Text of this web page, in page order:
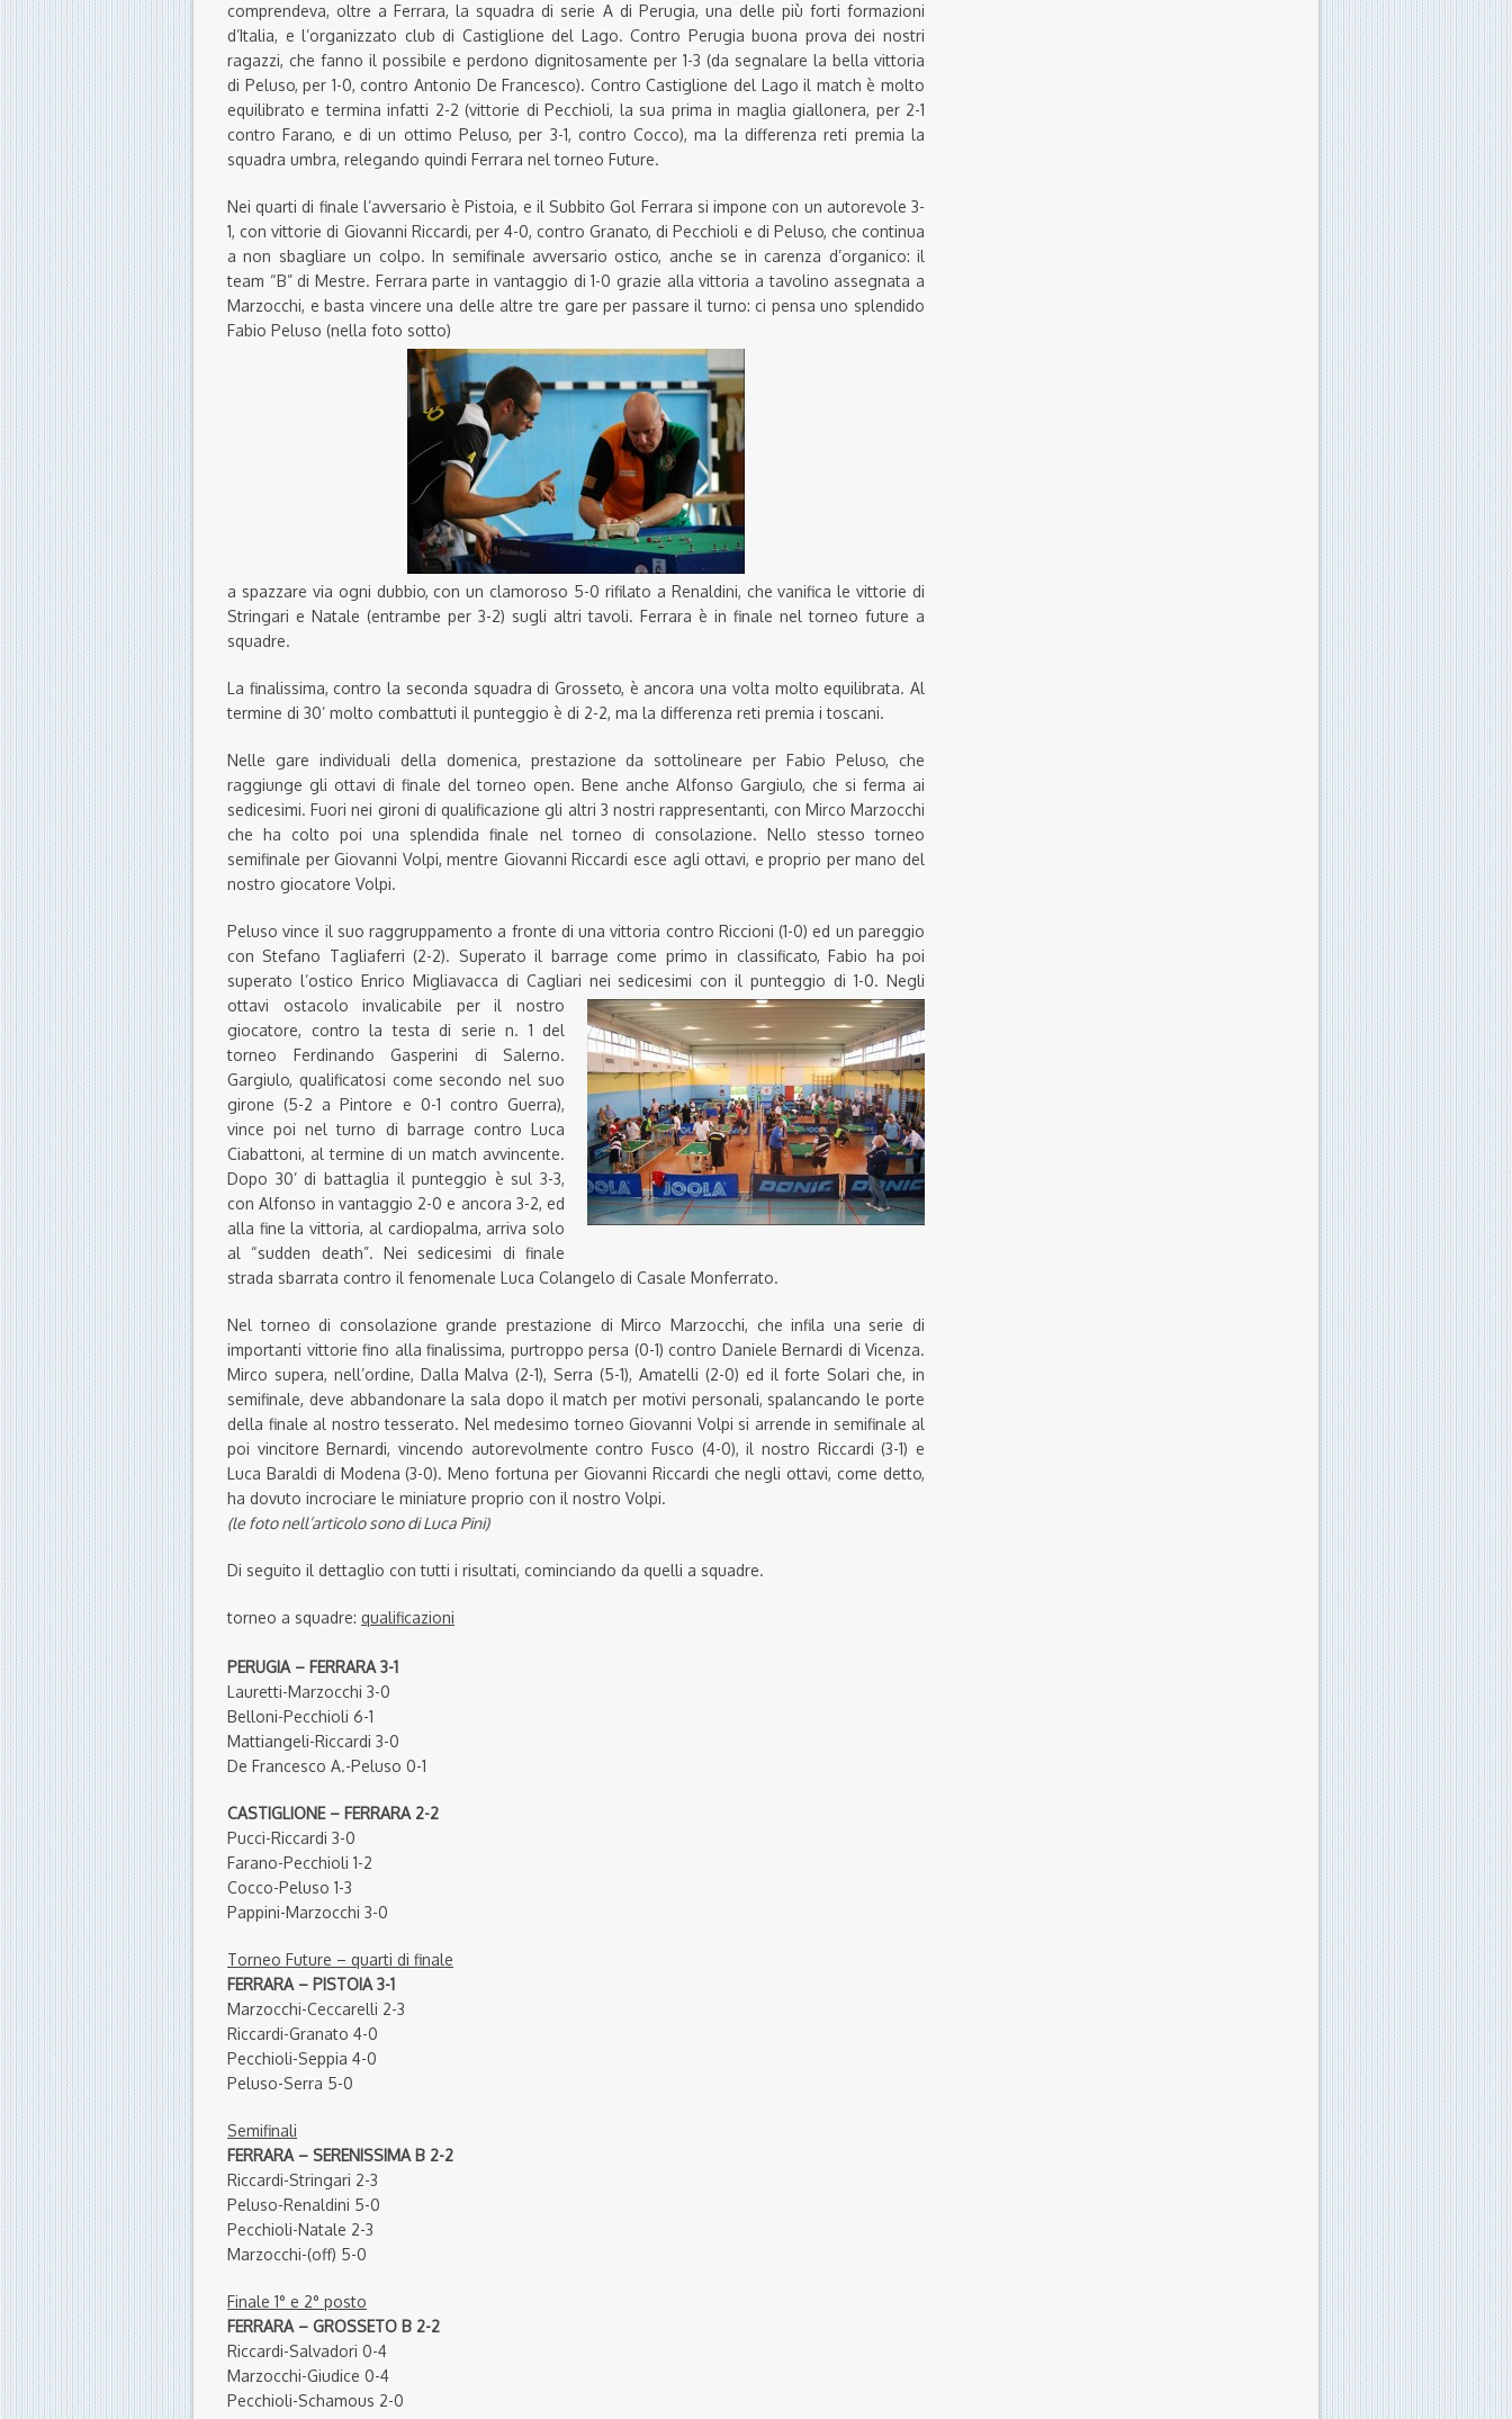
comprendeva, oltre a Ferrara, la squadra di serie A di Perugia, una delle più forti formazioni
d’Italia, e l’organizzato club di Castiglione del Lago. Contro Perugia buona prova dei nostri
ragazzi, che fanno il possibile e perdono dignitosamente per 1-3 (da segnalare la bella vittoria
di Peluso, per 1-0, contro Antonio De Francesco). Contro Castiglione del Lago il match è molto
equilibrato e termina infatti 2-2 (vittorie di Pecchioli, la sua prima in maglia giallonera, per 2-1
contro Farano, e di un ottimo Peluso, per 3-1, contro Cocco), ma la differenza reti premia la
squadra umbra, relegando quindi Ferrara nel torneo Future.
Nei quarti di finale l’avversario è Pistoia, e il Subbito Gol Ferrara si impone con un autorevole 3-
1, con vittorie di Giovanni Riccardi, per 4-0, contro Granato, di Pecchioli e di Peluso, che continua
a non sbagliare un colpo. In semifinale avversario ostico, anche se in carenza d’organico: il
team “B” di Mestre. Ferrara parte in vantaggio di 1-0 grazie alla vittoria a tavolino assegnata a
Marzocchi, e basta vincere una delle altre tre gare per passare il turno: ci pensa uno splendido
Fabio Peluso (nella foto sotto)
a spazzare via ogni dubbio, con un clamoroso 5-0 rifilato a Renaldini, che vanifica le vittorie di
Stringari e Natale (entrambe per 3-2) sugli altri tavoli. Ferrara è in finale nel torneo future a
squadre.
La finalissima, contro la seconda squadra di Grosseto, è ancora una volta molto equilibrata. Al
termine di 30’ molto combattuti il punteggio è di 2-2, ma la differenza reti premia i toscani.
Nelle gare individuali della domenica, prestazione da sottolineare per Fabio Peluso, che
raggiunge gli ottavi di finale del torneo open. Bene anche Alfonso Gargiulo, che si ferma ai
sedicesimi. Fuori nei gironi di qualificazione gli altri 3 nostri rappresentanti, con Mirco Marzocchi
che ha colto poi una splendida finale nel torneo di consolazione. Nello stesso torneo
semifinale per Giovanni Volpi, mentre Giovanni Riccardi esce agli ottavi, e proprio per mano del
nostro giocatore Volpi.
Peluso vince il suo raggruppamento a fronte di una vittoria contro Riccioni (1-0) ed un pareggio
con Stefano Tagliaferri (2-2). Superato il barrage come primo in classificato, Fabio ha poi
superato l’ostico Enrico Migliavacca di Cagliari nei sedicesimi con il punteggio di 1-0. Negli
ottavi ostacolo invalicabile per il nostro
giocatore, contro la testa di serie n. 1 del
torneo Ferdinando Gasperini di Salerno.
Gargiulo, qualificatosi come secondo nel suo
girone (5-2 a Pintore e 0-1 contro Guerra),
vince poi nel turno di barrage contro Luca
Ciabattoni, al termine di un match avvincente.
Dopo 30’ di battaglia il punteggio è sul 3-3,
con Alfonso in vantaggio 2-0 e ancora 3-2, ed
alla fine la vittoria, al cardiopalma, arriva solo
al “sudden death”. Nei sedicesimi di finale
strada sbarrata contro il fenomenale Luca Colangelo di Casale Monferrato.
Nel torneo di consolazione grande prestazione di Mirco Marzocchi, che infila una serie di
importanti vittorie fino alla finalissima, purtroppo persa (0-1) contro Daniele Bernardi di Vicenza.
Mirco supera, nell’ordine, Dalla Malva (2-1), Serra (5-1), Amatelli (2-0) ed il forte Solari che, in
semifinale, deve abbandonare la sala dopo il match per motivi personali, spalancando le porte
della finale al nostro tesserato. Nel medesimo torneo Giovanni Volpi si arrende in semifinale al
poi vincitore Bernardi, vincendo autorevolmente contro Fusco (4-0), il nostro Riccardi (3-1) e
Luca Baraldi di Modena (3-0). Meno fortuna per Giovanni Riccardi che negli ottavi, come detto,
ha dovuto incrociare le miniature proprio con il nostro Volpi.
(le foto nell’articolo sono di Luca Pini)
Di seguito il dettaglio con tutti i risultati, cominciando da quelli a squadre.
torneo a squadre: qualificazioni
PERUGIA – FERRARA 3-1
Lauretti-Marzocchi 3-0
Belloni-Pecchioli 6-1
Mattiangeli-Riccardi 3-0
De Francesco A.-Peluso 0-1
CASTIGLIONE – FERRARA 2-2
Pucci-Riccardi 3-0
Farano-Pecchioli 1-2
Cocco-Peluso 1-3
Pappini-Marzocchi 3-0
Torneo Future – quarti di finale
FERRARA – PISTOIA 3-1
Marzocchi-Ceccarelli 2-3
Riccardi-Granato 4-0
Pecchioli-Seppia 4-0
Peluso-Serra 5-0
Semifinali
FERRARA – SERENISSIMA B 2-2
Riccardi-Stringari 2-3
Peluso-Renaldini 5-0
Pecchioli-Natale 2-3
Marzocchi-(off) 5-0
Finale 1° e 2° posto
FERRARA – GROSSETO B 2-2
Riccardi-Salvadori 0-4
Marzocchi-Giudice 0-4
Pecchioli-Schamous 2-0